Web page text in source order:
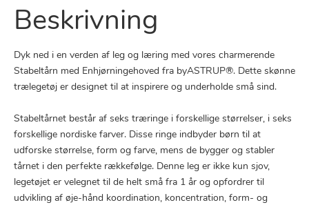
Beskrivning
Dyk ned i en verden af leg og læring med vores charmerende
Stabeltårn med Enhjørningehoved fra byASTRUP®. Dette skønne
trælegetøj er designet til at inspirere og underholde små sind.
Stabeltårnet består af seks træringe i forskellige størrelser, i seks
forskellige nordiske farver. Disse ringe indbyder børn til at
udforske størrelse, form og farve, mens de bygger og stabler
tårnet i den perfekte rækkefølge. Denne leg er ikke kun sjov,
legetøjet er velegnet til de helt små fra 1 år og opfordrer til
udvikling af øje-hånd koordination, koncentration, form- og